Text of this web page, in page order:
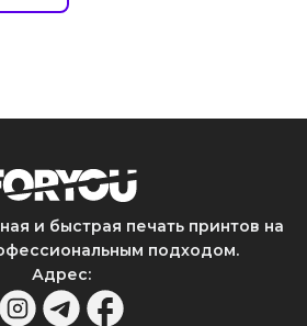
и быстрая печать принтов на
подходом.
Адрес: